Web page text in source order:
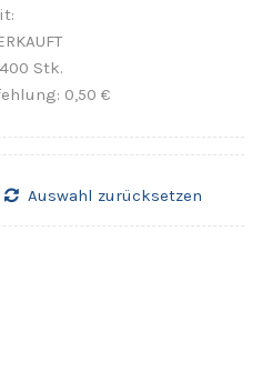
Stk.
0,50 €
Auswahl zurücksetzen